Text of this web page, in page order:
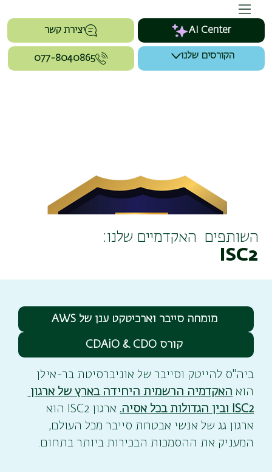
077-8040865
יצירת קשר AI Center
הקורסים שלנו
השותפים האקדמיים שלנו:
ISC2
מומחה סייבר וארכיטקט ענן של AWS
קורס CDAiO & CDO
ביה"ס להייטק וסייבר של אוניברסיטת בר-אילן
הוא האקדמיה הרשמית היחידה בארץ של ארגון
ISC2 ובין הגדולות בכל אסיה.
ארגון ISC2 הוא
ארגון גג של אנשי אבטחת סייבר מכל העולם,
המעניק את ההסמכות הבכירות ביותר בתחום.